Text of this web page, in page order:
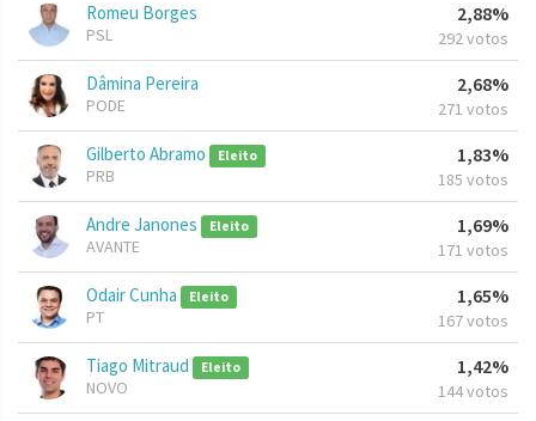
Romeu Borges
PSL
2,88%
292 votos
Dâmina Pereira
PODE
2,68%
271 votos
Gilberto Abramo Eleito
PRB
1,83%
185 votos
Andre Janones Eleito
AVANTE
1,69%
171 votos
Odair Cunha Eleito
PT
1,65%
167 votos
Tiago Mitraud Eleito
NOVO
1,42%
144 votos